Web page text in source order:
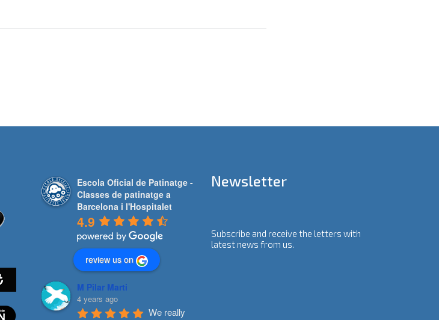
Escola Oficial de Patinatge -
Classes de patinatge a
Barcelona i l'Hospitalet
4.9
review us on
M Pilar Marti
4 years ago
We really
Newsletter
Subscribe and receive the letters with
latest news from us.